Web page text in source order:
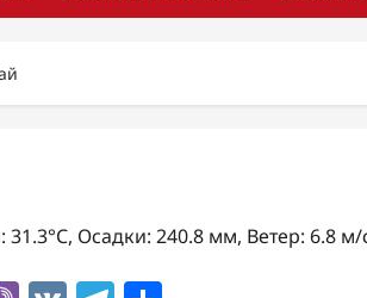
31.3°C, Осадки: 240.8 мм, Ветер: 6.8